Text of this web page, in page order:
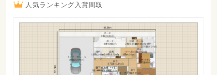
人気ランキング入賞間取